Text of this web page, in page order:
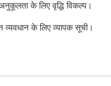
के लिए वृद्धि विकल्प।
व्यवधान के लिए व्यापक सूची।